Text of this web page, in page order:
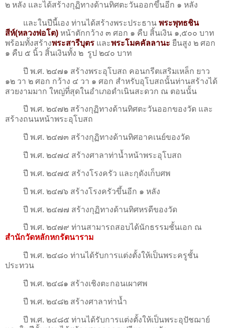
๒ หลัง และได้สร้างกุฏิทางด้านทิศตะวันออกขึ้นอีก ๑ หลัง
และในปีนี้เอง ท่านได้สร้างพระประธาน พระพุทธชิน
สีห์(หลวงพ่อโต) หน้าตักกว้าง ๓ ศอก ๑ คืบ สิ้นเงิน ๑,๕๐๐ บาท
พร้อมทั้งสร้างพระสารีบุตร และพระโมคคัลลานะ ยืนสูง ๒ ศอก
๑ คืบ ๕ นิ้ว สิ้นเงินทั้ง ๒ รูป ๒๔๐ บาท
ปี พ.ศ. ๒๔๗๑ สร้างพระอุโบสถ คอนกรีตเสริมเหล็ก ยาว
๑๒ วา ๒ ศอก กว้าง ๔ วา ๑ ศอก สําหรับอุโบสถนั้นท่านสร้างได้
สวยงามมาก ใหญ่ที่สุดในอำเภอดำเนินสะดวก ณ ตอนนั้น
ปี พ.ศ. ๒๔๗๒ สร้างกุฏิทางด้านทิศตะวันออกของวัด และ
สร้างถนนหน้าพระอุโบสถ
ปี พ.ศ. ๒๔๗๓ สร้างกุฏิทางด้านทิศอาคเนย์ของวัด
ปี พ.ศ. ๒๔๗๔ สร้างศาลาท่าน้ำหน้าพระอุโบสถ
ปี พ.ศ. ๒๔๗๕ สร้างโรงครัว และกุดังเก็บศพ
ปี พ.ศ. ๒๔๗๖ สร้างโรงครัวขึ้นอีก ๑ หลัง
ปี พ.ศ. ๒๔๗๗ สร้างกุฏิทางด้านทิศหรดีของวัด
ปี พ.ศ. ๒๔๗๙ ท่านสามารถสอบได้นักธรรมชั้นเอก ณ
สำนักวัดหลักหกรัตนาราม
ปี พ.ศ. ๒๔๘๐ ท่านได้รับการแต่งตั้งให้เป็นพระครูชั้น
ประทวน
ปี พ.ศ. ๒๔๘๑ สร้างเชิงตะกอนเผาศพ
ปี พ.ศ. ๒๔๘๒ สร้างศาลาท่าน้ำ
ปี พ.ศ. ๒๔๘๕ ท่านได้รับการแต่งตั้งให้เป็นพระอุปัชฌาย์